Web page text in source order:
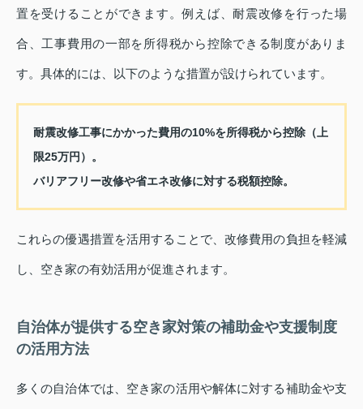
置を受けることができます。例えば、耐震改修を行った場
合、工事費用の一部を所得税から控除できる制度がありま
す。具体的には、以下のような措置が設けられています。
耐震改修工事にかかった費用の10%を所得税から控除（上
限25万円）。
バリアフリー改修や省エネ改修に対する税額控除。
これらの優遇措置を活用することで、改修費用の負担を軽減
し、空き家の有効活用が促進されます。
自治体が提供する空き家対策の補助金や支援制度
の活用方法
多くの自治体では、空き家の活用や解体に対する補助金や支